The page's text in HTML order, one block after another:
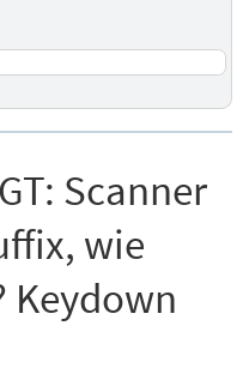
Scanner
wie
Keydown